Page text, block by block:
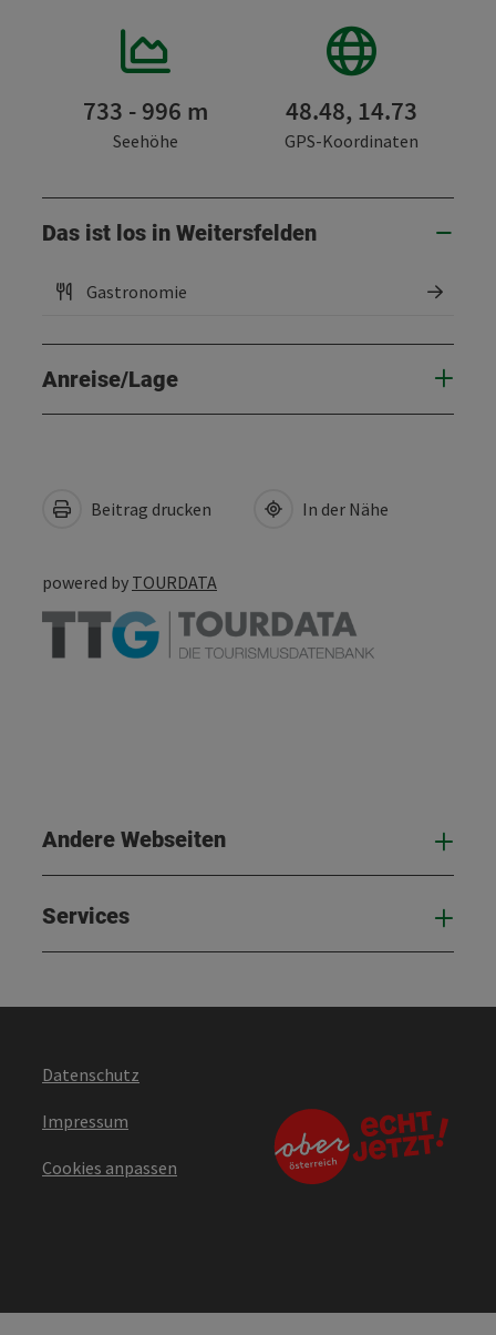
733 - 996 m
Seehöhe
48.48, 14.73
GPS-Koordinaten
Das ist los in Weitersfelden
Gastronomie
Anreise/Lage
Beitrag drucken In der Nähe
powered by TOURDATA
Andere Webseiten
Services
Datenschutz
Impressum
Cookies anpassen